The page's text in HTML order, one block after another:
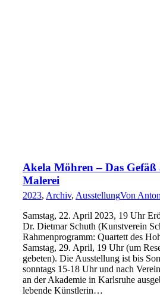
Akela Möhren – Das Gefäß
Malerei
2023, Archiv, AusstellungVon Anton
Samstag, 22. April 2023, 19 Uhr
Dr. Dietmar Schuth (Kunstverein
Rahmenprogramm: Quartett des
Samstag, 29. April, 19 Uhr (um
gebeten). Die Ausstellung ist bis
sonntags 15-18 Uhr und nach
an der Akademie in Karlsruhe
lebende Künstlerin…